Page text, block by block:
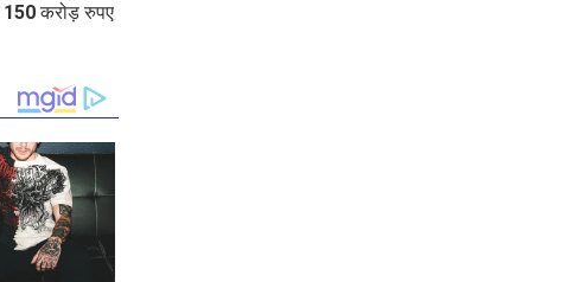
150 करोड़ रुपए